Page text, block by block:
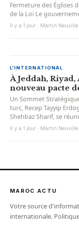
Fermeture des Églises
de la Loi Le
Il y a 1 jour · Martin Neuville
L'INTERNATIONAL
À Jeddah,
nouveau pacte
Un Sommet
turc, Recep Tayyip
Shehbaz Sharif, se
Il y a 1 jour · Martin Neuville
MAROC ACTU
Votre source
internationale.